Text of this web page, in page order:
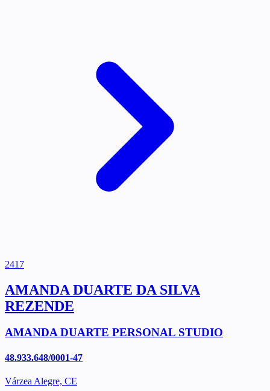
2417
AMANDA DUARTE DA SILVA
REZENDE
AMANDA DUARTE PERSONAL STUDIO
48.933.648/0001-47
Várzea Alegre, CE